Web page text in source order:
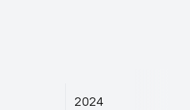
2024